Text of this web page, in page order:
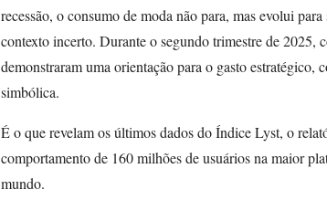
recessão, o consumo de moda não para, mas evolui
contexto incerto. Durante o segundo trimestre de 2025,
demonstraram uma orientação para o gasto estratégico,
simbólica.
É o que revelam os últimos dados do Índice Lyst, o
comportamento de 160 milhões de usuários na maior
mundo.